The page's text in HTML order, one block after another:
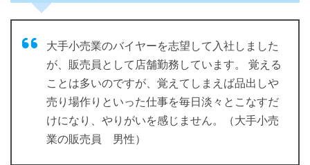
大手小売業のバイヤーを志望して入社しました
が、販売員として店舗勤務しています。 覚える
ことは多いのですが、覚えてしまえば品出しや
売り場作りといった仕事を毎日淡々とこなすだ
けになり、やりがいを感じません。（大手小売
業の販売員 男性）